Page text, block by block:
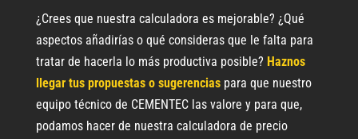
¿Crees que nuestra calculadora es mejorable? ¿Qué
aspectos añadirías o qué consideras que le falta para
tratar de hacerla lo más productiva posible? Haznos
llegar tus propuestas o sugerenciaspara que nuestro
equipo técnico de CEMENTEC las valore y para que,
podamos hacer de nuestra calculadora de precio